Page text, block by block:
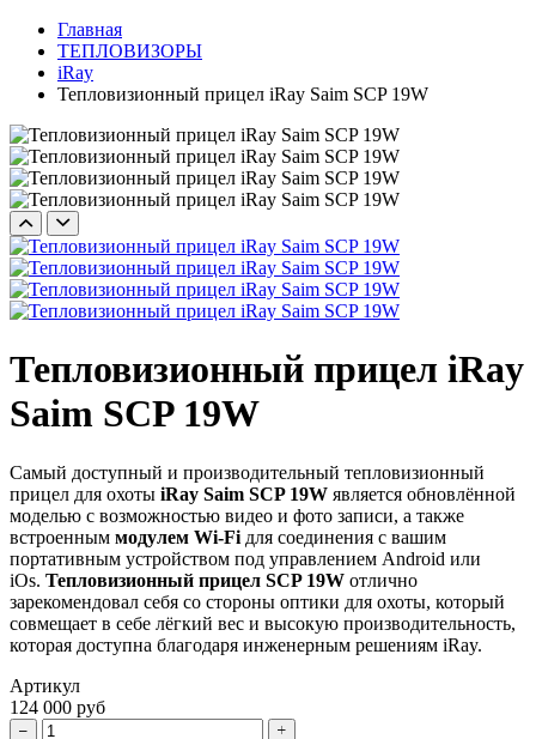
Главная
ТЕПЛОВИЗОРЫ
iRay
Тепловизионный прицел iRay Saim SCP 19W
Тепловизионный прицел iRay
Saim SCP 19W
Самый доступный и производительный тепловизионный
прицел для охоты iRay Saim SCP 19W является обновлённой
моделью с возможностью видео и фото записи, а также
встроенным модулем Wi-Fi для соединения с вашим
портативным устройством под управлением Android или
iOs. Тепловизионный прицел SCP 19W отлично
зарекомендовал себя со стороны оптики для охоты, который
совмещает в себе лёгкий вес и высокую производительность,
которая доступна благодаря инженерным решениям iRay.
Артикул
124 000 руб